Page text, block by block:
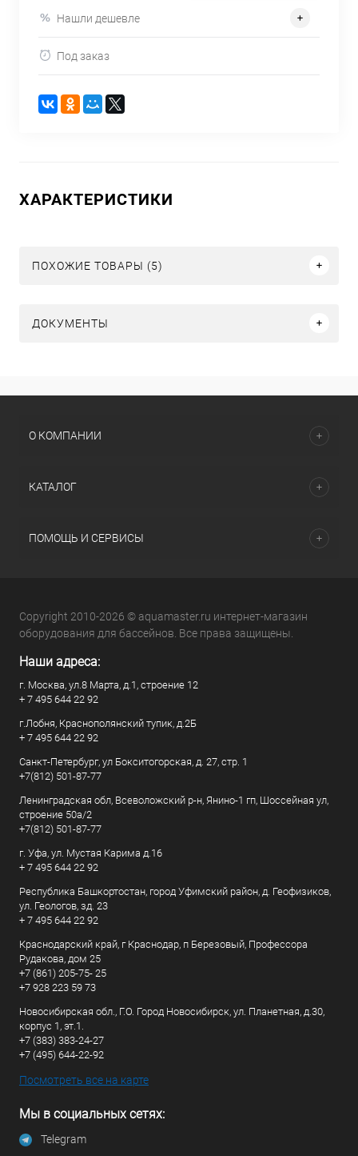
Нашли дешевле
Под заказ
ХАРАКТЕРИСТИКИ
ПОХОЖИЕ ТОВАРЫ (5)
ДОКУМЕНТЫ
О КОМПАНИИ
КАТАЛОГ
ПОМОЩЬ И СЕРВИСЫ
Copyright 2010-2026 © aquamaster.ru интернет-магазин
оборудования для бассейнов. Все права защищены.
Наши адреса:
г. Москва, ул.8 Марта, д.1, строение 12
+ 7 495 644 22 92
г.Лобня, Краснополянский тупик, д.2Б
+ 7 495 644 22 92
Санкт-Петербург, ул Бокситогорская, д. 27, стр. 1
+7(812) 501-87-77
Ленинградская обл, Всеволожский р-н, Янино-1 гп, Шоссейная ул,
строение 50а/2
+7(812) 501-87-77
г. Уфа, ул. Мустая Карима д.16
+ 7 495 644 22 92
Республика Башкортостан, город Уфимский район, д. Геофизиков,
ул. Геологов, зд. 23
+ 7 495 644 22 92
Краснодарский край, г Краснодар, п Березовый, Профессора
Рудакова, дом 25
+7 (861) 205-75- 25
+7 928 223 59 73
Новосибирская обл., Г.О. Город Новосибирск, ул. Планетная, д.30,
корпус 1, эт.1.
+7 (383) 383-24-27
+7 (495) 644-22-92
Посмотреть все на карте
Мы в социальных сетях:
Telegram